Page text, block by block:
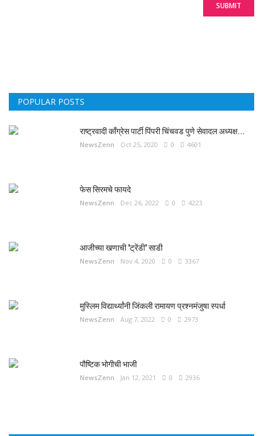
SUBMIT
POPULAR POSTS
राष्ट्रवादी काँग्रेस पार्टी पिंपरी चिंचवड पुणे सेवादल अध्यक्ष...
NewsZenn Oct 25, 2020 0 4601
फेस सिरमचे फायदे
NewsZenn Dec 26, 2022 0 4223
आजीच्या खणाची 'ट्रेंडी' साडी
NewsZenn Nov 4, 2020 0 3367
मुस्लिम विद्यार्थ्यांनी जिंकली रामायण प्रश्नमंजुषा स्पर्धा
NewsZenn Aug 7, 2022 0 2973
पौष्टिक भोगीची भाजी
NewsZenn Jan 12, 2021 0 2936